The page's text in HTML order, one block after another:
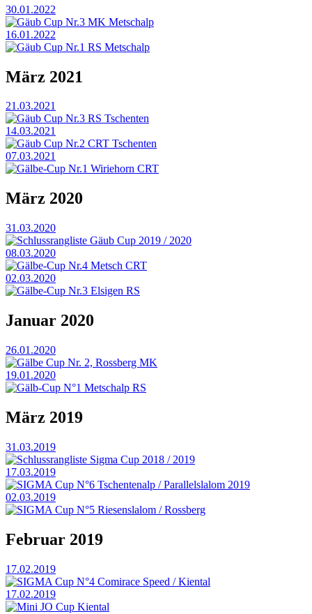
30.01.2022
Gäub Cup Nr.3 MK Metschalp
16.01.2022
Gäub Cup Nr.1 RS Metschalp
März 2021
21.03.2021
Gäub Cup Nr.3 RS Tschenten
14.03.2021
Gäub Cup Nr.2 CRT Tschenten
07.03.2021
Gälbe-Cup Nr.1 Wiriehorn CRT
März 2020
31.03.2020
Schlussrangliste Gäub Cup 2019 / 2020
08.03.2020
Gälbe-Cup Nr.4 Metsch CRT
02.03.2020
Gälbe-Cup Nr.3 Elsigen RS
Januar 2020
26.01.2020
Gälbe Cup Nr. 2, Rossberg MK
19.01.2020
Gälb-Cup N°1 Metschalp RS
März 2019
31.03.2019
Schlussrangliste Sigma Cup 2018 / 2019
17.03.2019
SIGMA Cup N°6 Tschentenalp / Parallelslalom 2019
02.03.2019
SIGMA Cup N°5 Riesenslalom / Rossberg
Februar 2019
17.02.2019
SIGMA Cup N°4 Comirace Speed / Kiental
17.02.2019
Mini JO Cup Kiental